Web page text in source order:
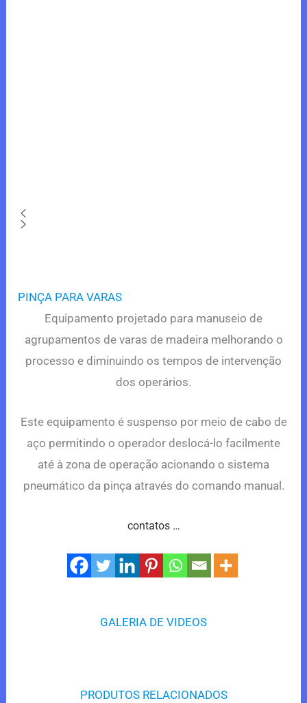
PINÇA PARA VARAS
Equipamento projetado para manuseio de
agrupamentos de varas de madeira melhorando o
processo e diminuindo os tempos de intervenção
dos operários.
Este equipamento é suspenso por meio de cabo de
aço permitindo o operador deslocá-lo facilmente
até à zona de operação acionando o sistema
pneumático da pinça através do comando manual.
contatos …
GALERIA DE VIDEOS
PRODUTOS RELACIONADOS